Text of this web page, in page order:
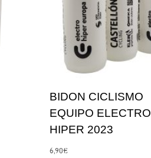
BIDON CICLISMO
EQUIPO ELECTRO
HIPER 2023
6,90€